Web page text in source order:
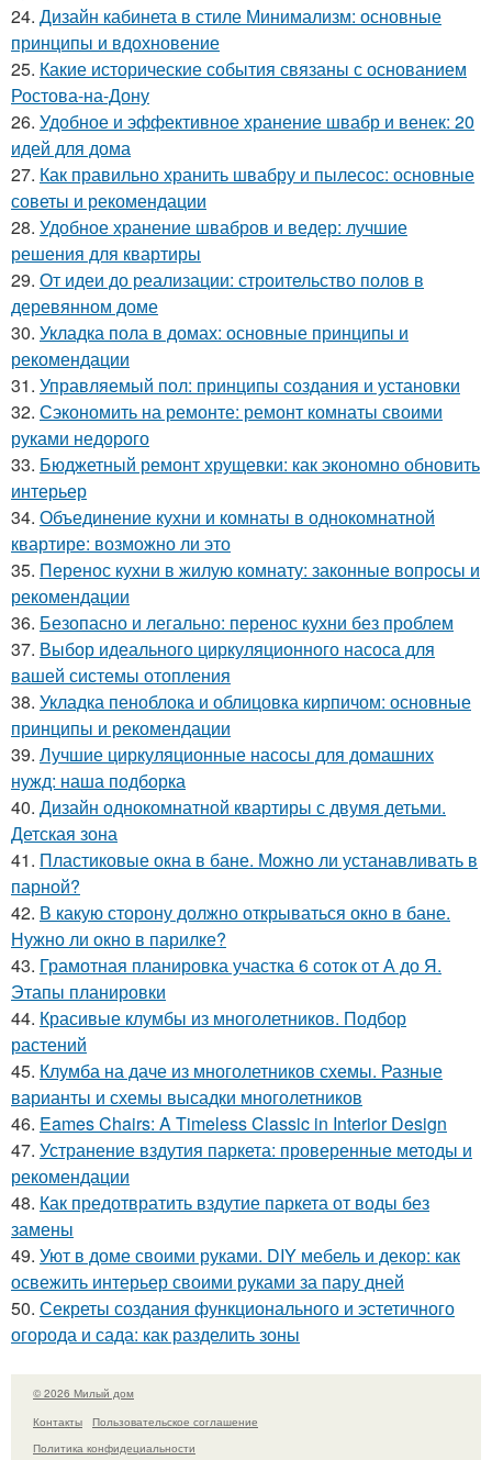
24. Дизайн кабинета в стиле Минимализм: основные
принципы и вдохновение
25. Какие исторические события связаны с основанием
Ростова-на-Дону
26. Удобное и эффективное хранение швабр и венек: 20
идей для дома
27. Как правильно хранить швабру и пылесос: основные
советы и рекомендации
28. Удобное хранение швабров и ведер: лучшие
решения для квартиры
29. От идеи до реализации: строительство полов в
деревянном доме
30. Укладка пола в домах: основные принципы и
рекомендации
31. Управляемый пол: принципы создания и установки
32. Сэкономить на ремонте: ремонт комнаты своими
руками недорого
33. Бюджетный ремонт хрущевки: как экономно обновить
интерьер
34. Объединение кухни и комнаты в однокомнатной
квартире: возможно ли это
35. Перенос кухни в жилую комнату: законные вопросы и
рекомендации
36. Безопасно и легально: перенос кухни без проблем
37. Выбор идеального циркуляционного насоса для
вашей системы отопления
38. Укладка пеноблока и облицовка кирпичом: основные
принципы и рекомендации
39. Лучшие циркуляционные насосы для домашних
нужд: наша подборка
40. Дизайн однокомнатной квартиры с двумя детьми.
Детская зона
41. Пластиковые окна в бане. Можно ли устанавливать в
парной?
42. В какую сторону должно открываться окно в бане.
Нужно ли окно в парилке?
43. Грамотная планировка участка 6 соток от А до Я.
Этапы планировки
44. Красивые клумбы из многолетников. Подбор
растений
45. Клумба на даче из многолетников схемы. Разные
варианты и схемы высадки многолетников
46. Eames Chairs: A Timeless Classic in Interior Design
47. Устранение вздутия паркета: проверенные методы и
рекомендации
48. Как предотвратить вздутие паркета от воды без
замены
49. Уют в доме своими руками. DIY мебель и декор: как
освежить интерьер своими руками за пару дней
50. Секреты создания функционального и эстетичного
огорода и сада: как разделить зоны
© 2026 Милый дом
Контакты
Пользовательское соглашение
Политика конфидециальности